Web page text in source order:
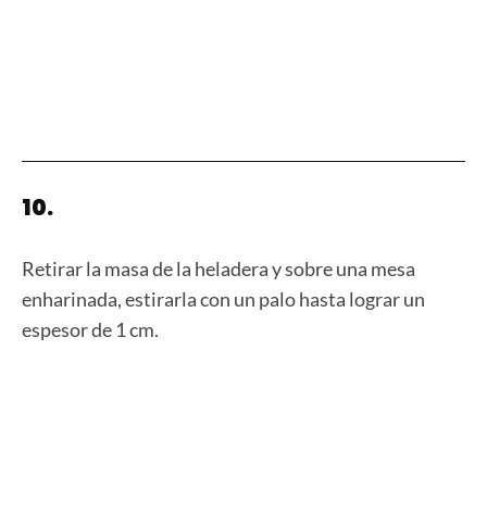
10.
Retirar la masa de la heladera y sobre una mesa
enharinada, estirarla con un palo hasta lograr un
espesor de 1 cm.